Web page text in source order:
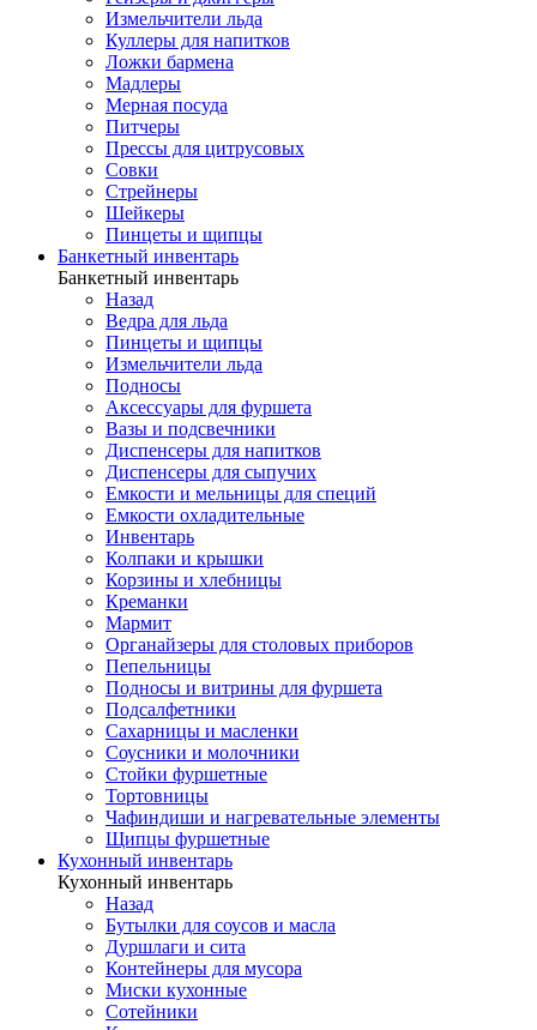
Измельчители льда
Куллеры для напитков
Ложки бармена
Мадлеры
Мерная посуда
Питчеры
Прессы для цитрусовых
Совки
Стрейнеры
Шейкеры
Пинцеты и щипцы
Банкетный инвентарь
Банкетный инвентарь
Назад
Ведра для льда
Пинцеты и щипцы
Измельчители льда
Подносы
Аксессуары для фуршета
Вазы и подсвечники
Диспенсеры для напитков
Диспенсеры для сыпучих
Емкости и мельницы для специй
Емкости охладительные
Инвентарь
Колпаки и крышки
Корзины и хлебницы
Креманки
Мармит
Органайзеры для столовых приборов
Пепельницы
Подносы и витрины для фуршета
Подсалфетники
Сахарницы и масленки
Соусники и молочники
Стойки фуршетные
Тортовницы
Чафиндиши и нагревательные элементы
Щипцы фуршетные
Кухонный инвентарь
Кухонный инвентарь
Назад
Бутылки для соусов и масла
Дуршлаги и сита
Контейнеры для мусора
Миски кухонные
Сотейники